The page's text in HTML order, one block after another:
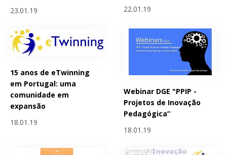
23.01.19
22.01.19
15 anos de eTwinning
em Portugal: uma
comunidade em
expansão
18.01.19
Webinar DGE "PPIP -
Projetos de Inovação
Pedagógica”
18.01.19